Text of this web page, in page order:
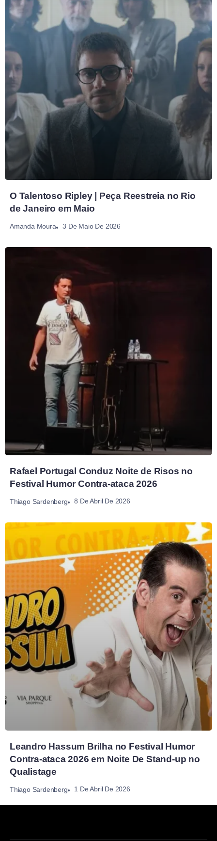
O Talentoso Ripley | Peça Reestreia no Rio
de Janeiro em Maio
Amanda Moura 3 De Maio De 2026
Rafael Portugal Conduz Noite de Risos no
Festival Humor Contra-ataca 2026
Thiago Sardenberg 8 De Abril De 2026
Leandro Hassum Brilha no Festival Humor
Contra-ataca 2026 em Noite De Stand-up no
Qualistage
Thiago Sardenberg 1 De Abril De 2026